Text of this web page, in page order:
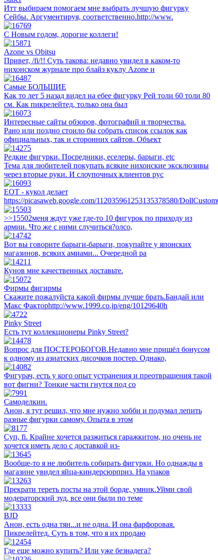
Итт выбираем помогаем мне выбрать лучшую фигурку
Сейбы. Аргументируя, соответственно.http://www.
С Новым годом, дорогие коллеги!
Azone vs Obitsu
Привет, /fi/!! Суть такова: недавно увидел в каком-то
нихонском журнале про блайз куклу Azone и
Самые БОЛЬШИЕ
Как то лет 5 назад видел на ебее фигурку Рей толи 60 толи 80
см. Как пикрелейтед, только она был
Интересные сайты обзоров, фотографий и творчества.
Рано или поздно стоило бы собрать список ссылок как
официальных, так и сторонних сайтов. Объект
Редкие фигурки. Посредники, еселеры, барыги, etc
Тема для любителей покупать всякие нихонские эксклюзивы
через вторые руки. И слоупочных клиентов рус
ЕОТ - кукол делает
https://picasaweb.google.com/112035961253135378580/
>>15502меня ждут уже где-то 10 фигурок по приходу из
армии. Что же с ними случиться?олсо,
Вот вы говорите барыги-барыги, покупайте у японских
магазинов, всяких амиами... Очередной ра
Кунов мне качественных доставьте.
Фирмы фигирмы
Скажите пожалуйста какой фирмы лучше брать.Бандай или
Макс Факторhttp://www.1999.co.jp/eng/10129640h
Pinky Street
Есть тут коллекционеры Pinky Street?
Вопрос для ПОСТЕРОБОГОВ.Недавно мне пришёл бонусом
к одному из азиатских дисочков постер. Однако,
Фигурач, есть у кого опыт устранения и преотвращения такой
вот фигни? Тонкие части гнутся под со
Самоделкин.
Анон, я тут решил, что мне нужно хобби и подумал лепить
разные фигурки самому. Опыта в этом
Суп, fi. Крайне хочется разжиться гаражкитом, но очень не
хочется иметь дело с доставкой из-
Вообще-то я не любитель собирать фигурки. Но однажды в
магазине увидел яйца-киндерсюрприз. На упаков
Прекрати тереть посты на этой борде, умник.Уйми свой
модераторский зуд, все они были по теме
BJD
Анон, есть одна тян...и не одна. И она фарфоровая.
Пикрелейтед. Суть в том, что я их продаю
Где еще можно купить? Или уже безнадега?